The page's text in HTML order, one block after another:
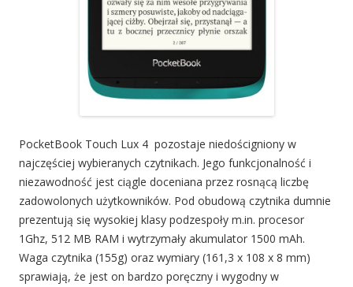
PocketBook Touch Lux 4 pozostaje niedościgniony w
najczęściej wybieranych czytnikach. Jego funkcjonalność i
niezawodność jest ciągle doceniana przez rosnącą liczbę
zadowolonych użytkowników. Pod obudową czytnika dumnie
prezentują się wysokiej klasy podzespoły m.in. procesor
1Ghz, 512 MB RAM i wytrzymały akumulator 1500 mAh.
Waga czytnika (155g) oraz wymiary (161,3 x 108 x 8 mm)
sprawiają, że jest on bardzo poręczny i wygodny w